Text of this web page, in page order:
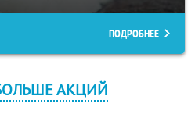
ПОДРОБНЕЕ
АКЦИЙ